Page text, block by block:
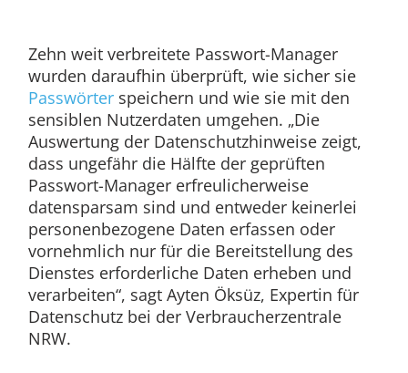
Zehn weit verbreitete Passwort-Manager
wurden daraufhin überprüft, wie sicher sie
Passwörterspeichern und wie sie mit den
sensiblen Nutzerdaten umgehen. „Die
Auswertung der Datenschutzhinweise zeigt,
dass ungefähr die Hälfte der geprüften
Passwort-Manager erfreulicherweise
datensparsam sind und entweder keinerlei
personenbezogene Daten erfassen oder
vornehmlich nur für die Bereitstellung des
Dienstes erforderliche Daten erheben und
verarbeiten“, sagt Ayten Öksüz, Expertin für
Datenschutz bei der Verbraucherzentrale
NRW.